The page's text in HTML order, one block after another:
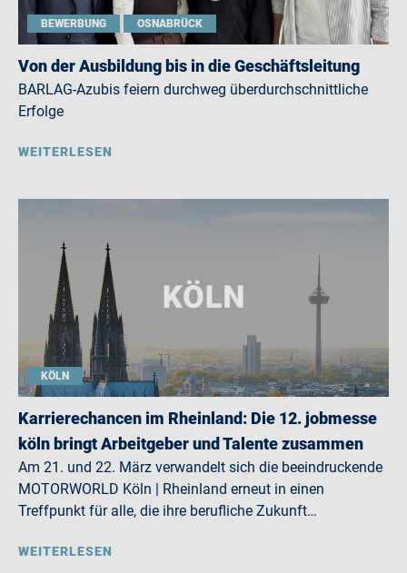
BEWERBUNG OSNABRÜCK
Von der Ausbildung bis in die Geschäftsleitung
BARLAG-Azubis feiern durchweg überdurchschnittliche
Erfolge
WEITERLESEN
KÖLN
Karrierechancen im Rheinland: Die 12. jobmesse
köln bringt Arbeitgeber und Talente zusammen
Am 21. und 22. März verwandelt sich die beeindruckende
MOTORWORLD Köln | Rheinland erneut in einen
Treffpunkt für alle, die ihre berufliche Zukunft…
WEITERLESEN